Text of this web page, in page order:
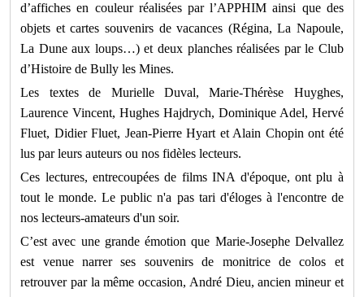
d’affiches en couleur réalisées par l’APPHIM ainsi que des
objets et cartes souvenirs de vacances (Régina, La Napoule,
La Dune aux loups…) et deux planches réalisées par le Club
d’Histoire de Bully les Mines.
Les textes de Murielle Duval, Marie-Thérèse Huyghes,
Laurence Vincent, Hughes Hajdrych, Dominique Adel, Hervé
Fluet, Didier Fluet, Jean-Pierre Hyart et Alain Chopin ont été
lus par leurs auteurs ou nos fidèles lecteurs.
Ces lectures, entrecoupées de films INA d'époque, ont plu à
tout le monde. Le public n'a pas tari d'éloges à l'encontre de
nos lecteurs-amateurs d'un soir.
C’est avec une grande émotion que Marie-Josephe Delvallez
est venue narrer ses souvenirs de monitrice de colos et
retrouver par la même occasion, André Dieu, ancien mineur et